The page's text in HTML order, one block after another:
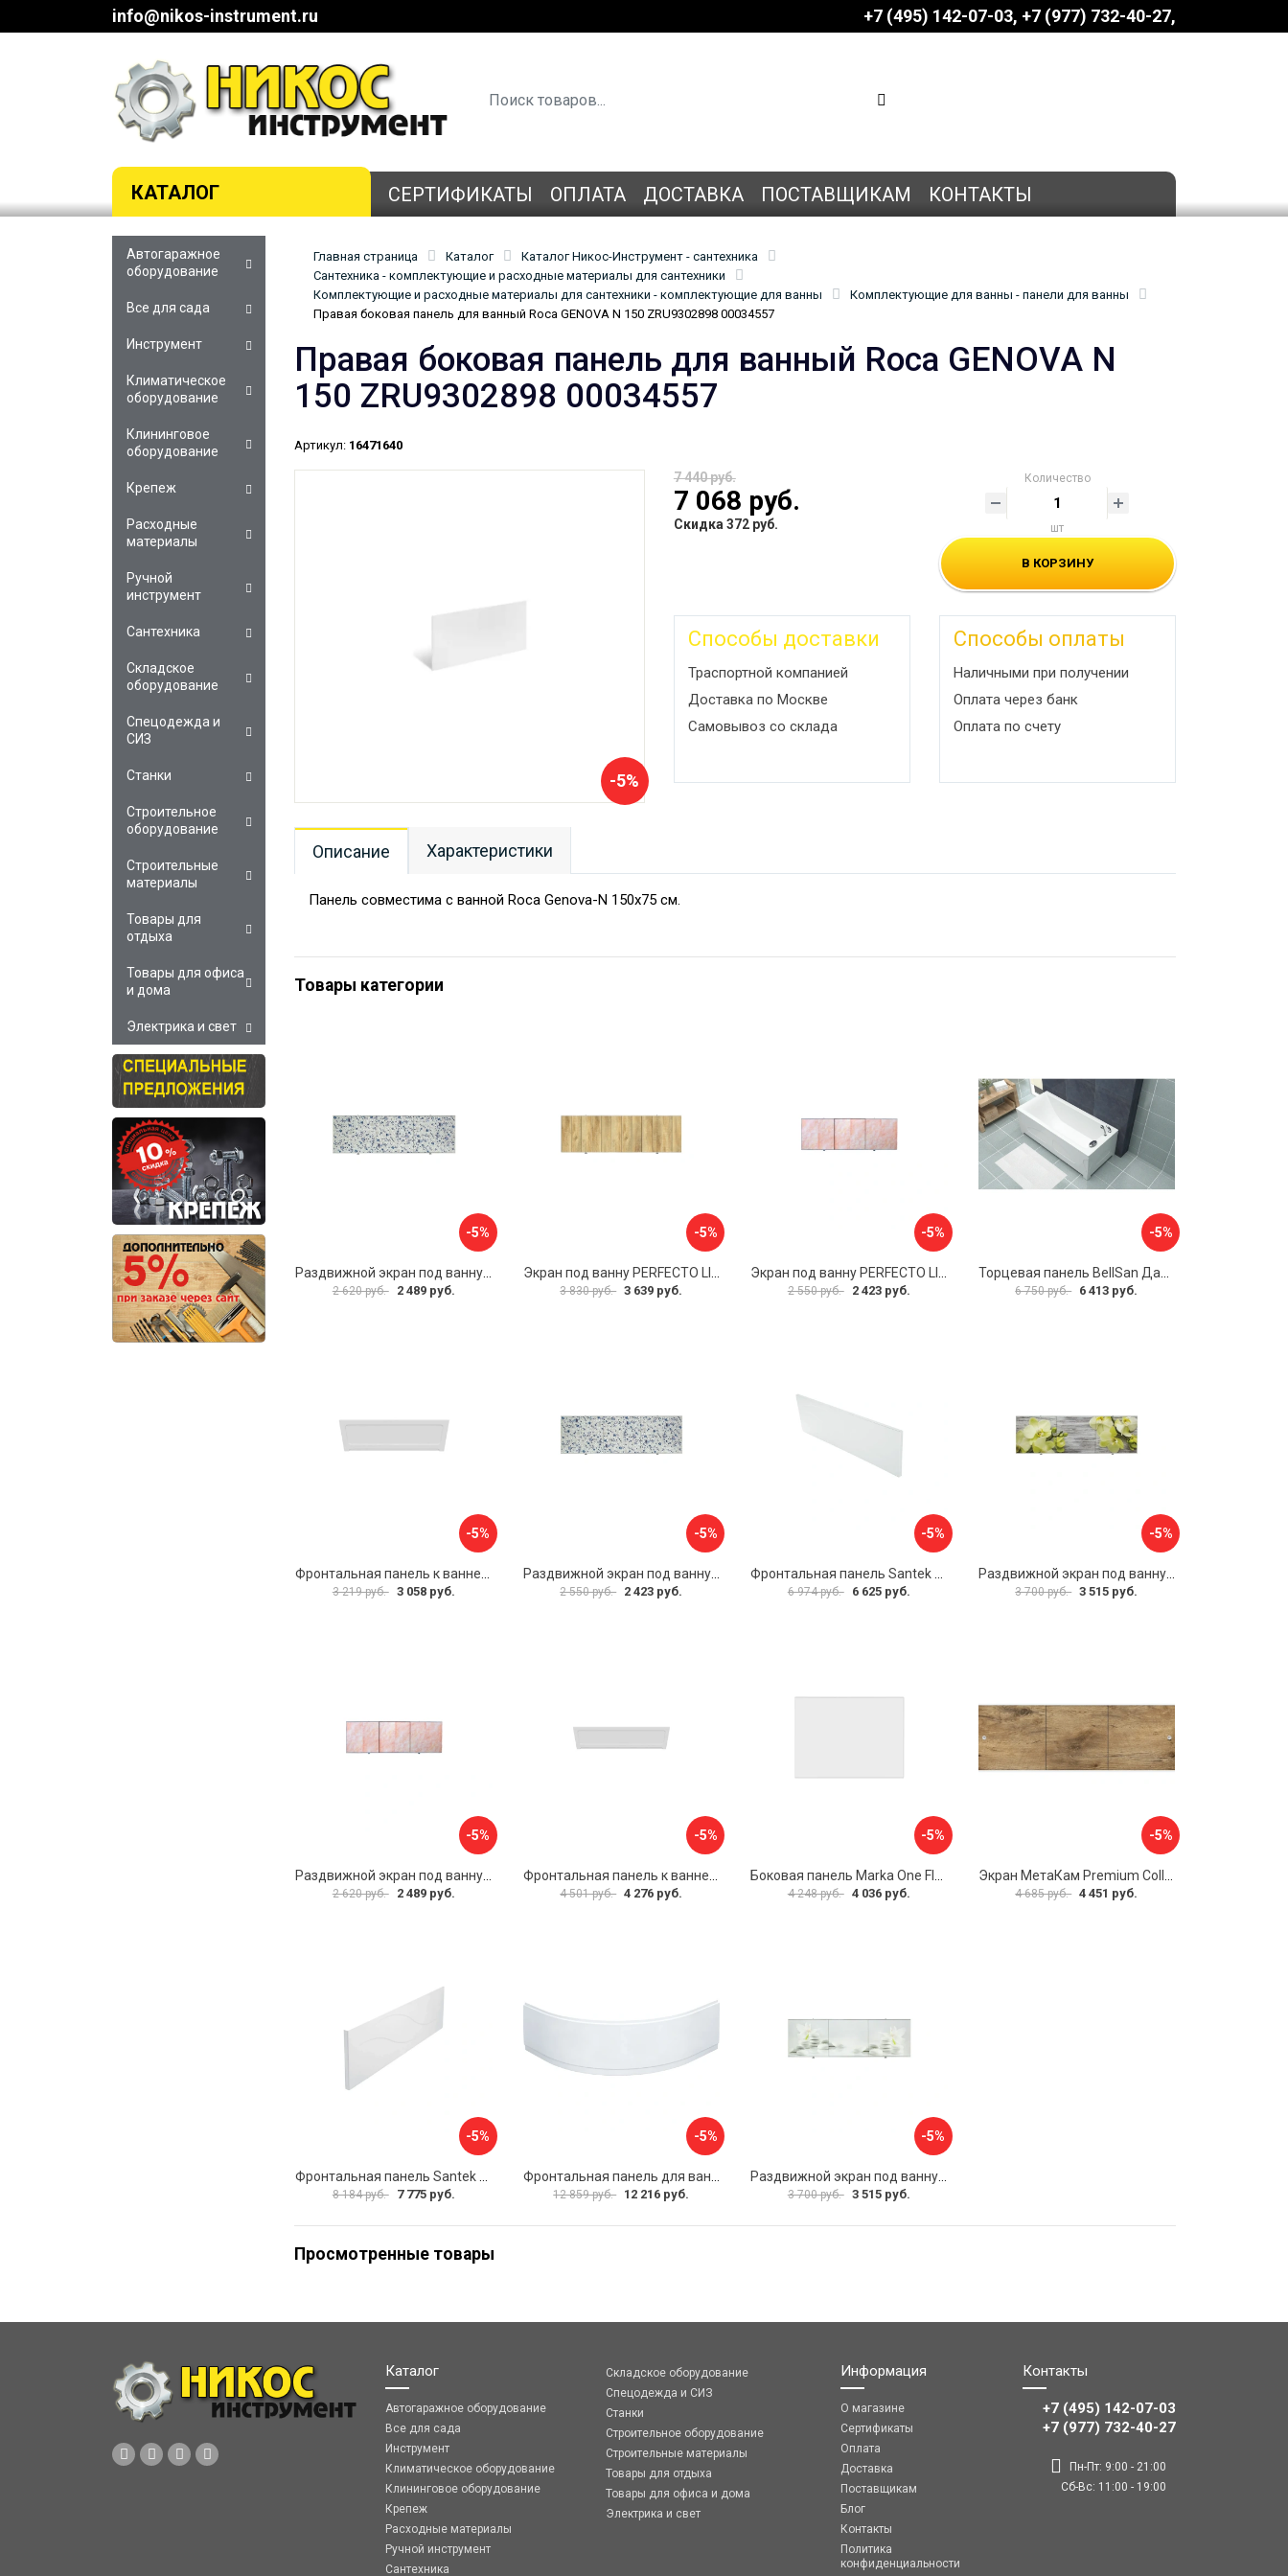
info@nikos-instrument.ru +7 (495) 142-07-03 ‎‎+7 (977) 732-40-27
КАТАЛОГ СЕРТИФИКАТЫ ОПЛАТА ДОСТАВКА ПОСТАВЩИКАМ КОНТАКТЫ
Главная страница Каталог
Каталог Никос-Инструмент - сантехника
Сантехника - комплектующие и расходные материалы для сантехники
Комплектующие и расходные материалы для сантехники - комплектующие для ванны
Комплектующие для ванны - панели для ванны
Правая боковая панель для ванный Roca GENOVA N 150 ZRU9302898 00034557
Правая боковая панель для ванный Roca GENOVA N
150 ZRU9302898 00034557
Артикул: 16471640
-5%
7 440 руб.
7 068 руб.
Скидка 372 руб.
Количество
шт
В КОРЗИНУ
Способы доставки
Траспортной компанией
Доставка по Москве
Самовывоз со склада
Способы оплаты
Наличными при получении
Оплата через банк
Оплата по счету
Описание Характеристики
Панель совместима с ванной Roca Genova-N 150x75 см.
Товары категории
-5%
2 620 руб. 2 489 руб.
-5%
3 830 руб. 3 639 руб.
-5%
2 550 руб. 2 423 руб.
-5%
6 750 руб. 6 413 руб.
-5%
Фронтальная панель к ванне Мия Aquatek 00000089315
3 219 руб. 3 058 руб.
-5%
Раздвижной экран под ванну PERFECTO LINEA 36-001511
2 550 руб. 2 423 руб.
-5%
Фронтальная панель Santek 1.WH30.2.498 00000067322
6 974 руб. 6 625 руб.
-5%
Раздвижной экран под ванну PERFECTO LINEA 36-031509
3 700 руб. 3 515 руб.
-5%
2 620 руб. 2 489 руб.
-5%
4 501 руб. 4 276 руб.
-5%
4 248 руб. 4 036 руб.
-5%
4 685 руб. 4 451 руб.
-5%
8 184 руб. 7 775 руб.
-5%
12 859 руб. 12 216 руб.
-5%
3 700 руб. 3 515 руб.
Просмотренные товары
Автогаражное
оборудование
Все для сада
Инструмент
Климатическое
оборудование
Клининговое
оборудование
Крепеж
Расходные
материалы
Ручной
инструмент
Сантехника
Складское
оборудование
Спецодежда и
СИЗ
Станки
Строительное
оборудование
Строительные
материалы
Товары для
отдыха
Товары для офиса
и дома
Электрика и свет
Каталог
Автогаражное оборудование
Все для сада
Инструмент
Климатическое оборудование
Клининговое оборудование
Крепеж
Расходные материалы
Ручной инструмент
Сантехника
Складское оборудование
Спецодежда и СИЗ
Станки
Строительное оборудование
Строительные материалы
Товары для отдыха
Товары для офиса и дома
Электрика и свет
Информация
О магазине
Сертификаты
Оплата
Доставка
Поставщикам
Блог
Контакты
Политика
конфиденциальности
Контакты
+7 (495) 142-07-03
‎‎+7 (977) 732-40-27
Пн-Пт: 9:00 - 21:00
Сб-Вс: 11:00 - 19:00